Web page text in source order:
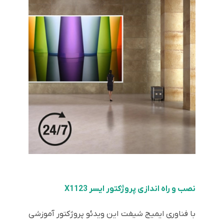
نصب و راه اندازی پروژکتور ایسر X1123
با فناوری ایمیج شیفت این ویدئو پروژکتور آموزشی